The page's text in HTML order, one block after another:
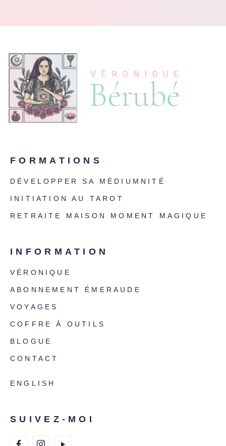
FORMATIONS
DÉVELOPPER SA MÉDIUMNITÉ
INITIATION AU TAROT
RETRAITE MAISON MOMENT MAGIQUE
INFORMATION
VÉRONIQUE
ABONNEMENT ÉMERAUDE
VOYAGES
COFFRE À OUTILS
BLOGUE
CONTACT
ENGLISH
SUIVEZ-MOI